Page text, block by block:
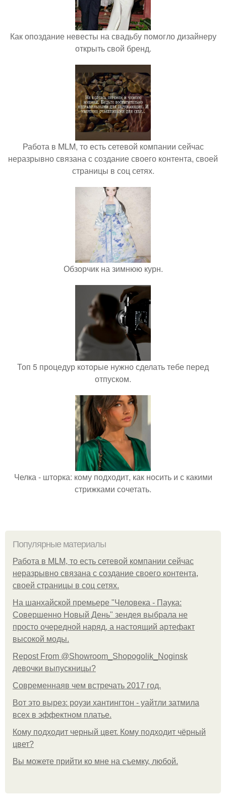
Как опоздание невесты на свадьбу помогло дизайнеру
открыть свой бренд.
Работа в MLM, то есть сетевой компании сейчас
неразрывно связана с создание своего контента, своей
страницы в соц сетях.
Обзорчик на зимнюю курн.
Топ 5 процедур которые нужно сделать тебе перед
отпуском.
Челка - шторка: кому подходит, как носить и с какими
стрижками сочетать.
Популярные материалы
Работа в MLM, то есть сетевой компании сейчас
неразрывно связана с создание своего контента,
своей страницы в соц сетях.
На шанхайской премьере "Человека - Паука:
Совершенно Новый День" зендея выбрала не
просто очередной наряд, а настоящий артефакт
высокой моды.
Repost From @Showroom_Shopogolik_Noginsk
девочки выпускницы?
Современнаяв чем встречать 2017 год.
Вот это вырез: роузи хантингтон - уайтли затмила
всех в эффектном платьe.
Кому подходит черный цвет. Кому подходит чёрный
цвет?
Вы можете прийти ко мне на съемку, любой.